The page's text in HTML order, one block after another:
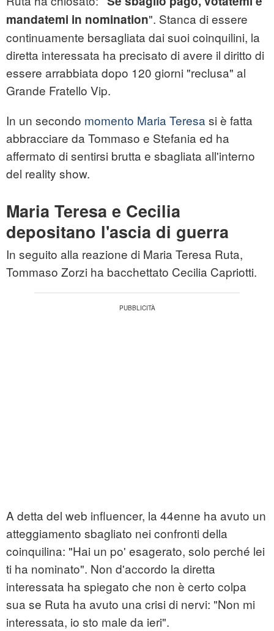
mandatemi in nomination". Stanca di essere
continuamente bersagliata dai suoi coinquilini, la
diretta interessata ha precisato di avere il diritto di
essere arrabbiata dopo 120 giorni "reclusa" al
Grande Fratello Vip.
In un secondo momento Maria Teresa si è fatta
abbracciare da Tommaso e Stefania ed ha
affermato di sentirsi brutta e sbagliata all'interno
del reality show.
Maria Teresa e Cecilia
depositano l'ascia di guerra
In seguito alla reazione di Maria Teresa Ruta,
Tommaso Zorzi ha bacchettato Cecilia Capriotti.
A detta del web influencer, la 44enne ha avuto un
atteggiamento sbagliato nei confronti della
coinquilina: "Hai un po' esagerato, solo perché lei
ti ha nominato". Non d'accordo la diretta
interessata ha spiegato che non è certo colpa
sua se Ruta ha avuto una crisi di nervi: "Non mi
interessata, io sto male da ieri".